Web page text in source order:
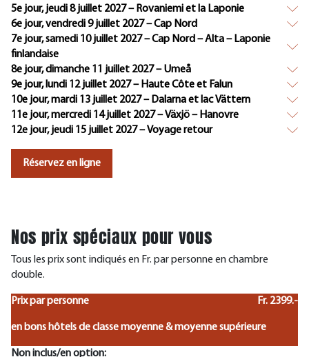
5e jour, jeudi 8 juillet 2027 – Rovaniemi et la Laponie
6e jour, vendredi 9 juillet 2027 – Cap Nord
7e jour, samedi 10 juillet 2027 – Cap Nord – Alta – Laponie
finlandaise
8e jour, dimanche 11 juillet 2027 – Umeå
9e jour, lundi 12 juillet 2027 – Haute Côte et Falun
10e jour, mardi 13 juillet 2027 – Dalarna et lac Vättern
11e jour, mercredi 14 juillet 2027 – Växjö – Hanovre
12e jour, jeudi 15 juillet 2027 – Voyage retour
Réservez en ligne
Nos prix spéciaux pour vous
Tous les prix sont indiqués en Fr. par personne en chambre
double.
Prix par personne Fr. 2399.-
en bons hôtels de classe moyenne & moyenne supérieure
Non inclus/en option: